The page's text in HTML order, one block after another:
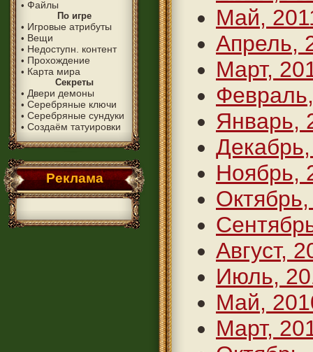
• Файлы
По игре
• Игровые атрибуты
• Вещи
• Недоступн. контент
• Прохождение
• Карта мира
Секреты
• Двери демоны
• Серебряные ключи
• Серебряные сундуки
• Создаём татуировки
Реклама
Май,
Апрель,
Март,
Январь,
Ноябрь,
Август,
Июль,
Май,
Март,